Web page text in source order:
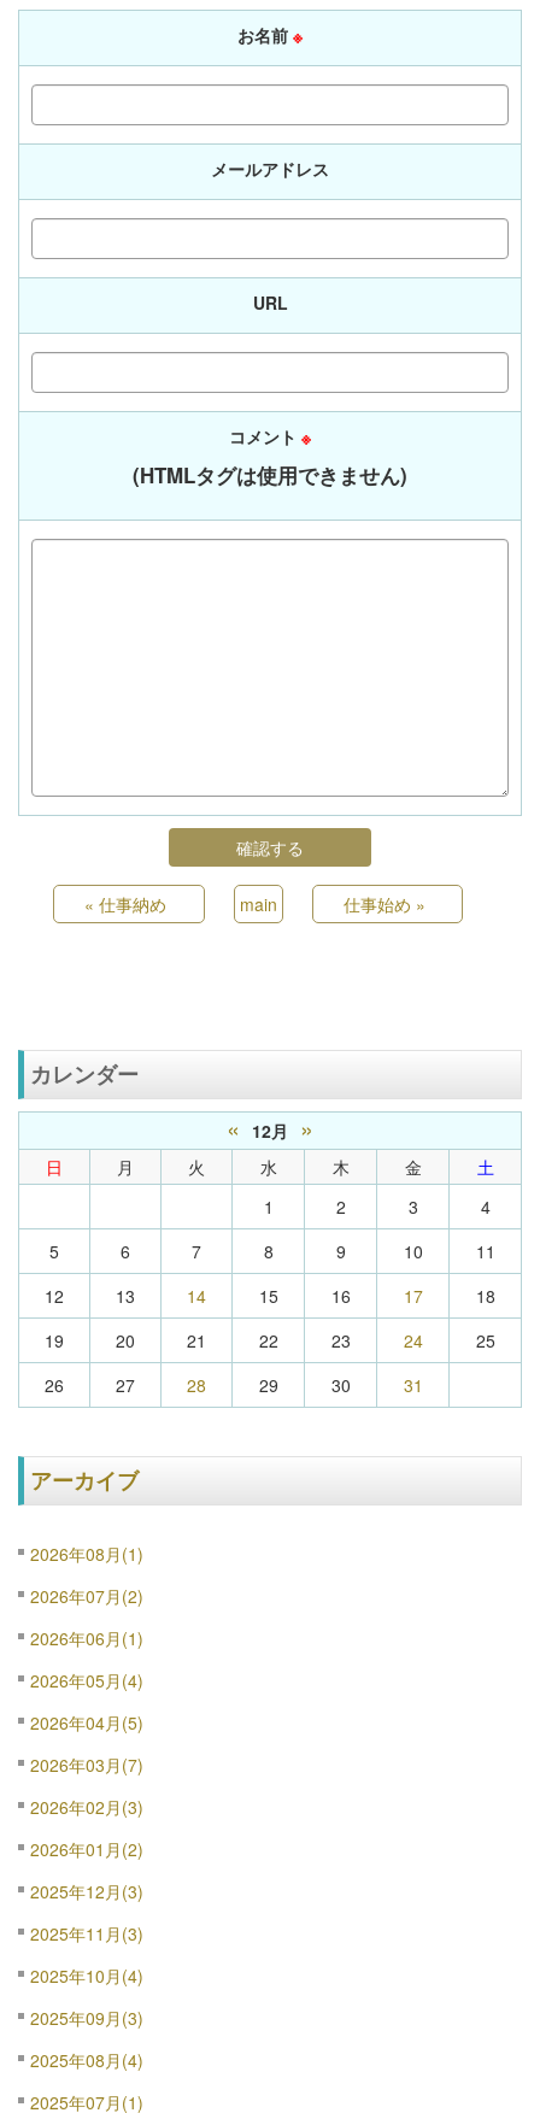
お名前 ※
メールアドレス
URL
コメント ※
(HTMLタグは使用できません)
«仕事納め main 仕事始め »
カレンダー
« 12月 »
日 月 火 水 木 金
土
1
2 3
4
5
6 7 8 9 10
11
12
13 14 15 16 17
18
19
20 21 22 23 24
25
26
27 28 29 30 31
アーカイブ
2026年08月(1)
2026年07月(2)
2026年06月(1)
2026年05月(4)
2026年04月(5)
2026年03月(7)
2026年02月(3)
2026年01月(2)
2025年12月(3)
2025年11月(3)
2025年10月(4)
2025年09月(3)
2025年08月(4)
2025年07月(1)